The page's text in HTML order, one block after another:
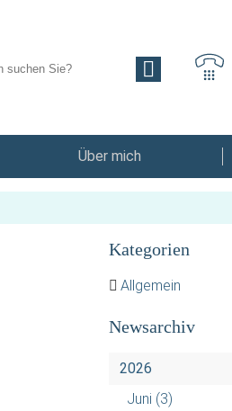
Über mich
Kategorien
Allgemein
Newsarchiv
2026
Juni (3)